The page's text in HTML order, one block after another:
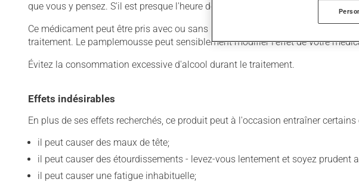
que vous y pensez. S'il est presque l'heure de votre dose suivante, laissez
Ce médicament peut être pris avec ou sans nourriture, sans égard aux repas
traitement. Le pamplemousse peut sensiblement modifier l'effet de votre
Évitez la consommation excessive d'alcool durant le traitement.
Effets indésirables
En plus de ses effets recherchés, ce produit peut à l'occasion entraîner
il peut causer des maux de tête;
il peut causer des étourdissements - levez-vous lentement et soyez prudent
il peut causer une fatigue inhabituelle;